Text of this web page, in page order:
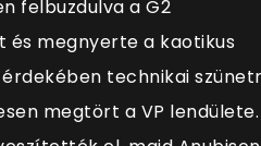
felbuzdulva a G2
és megnyerte a kaotikus
technikai
megtört a VP lendülete.